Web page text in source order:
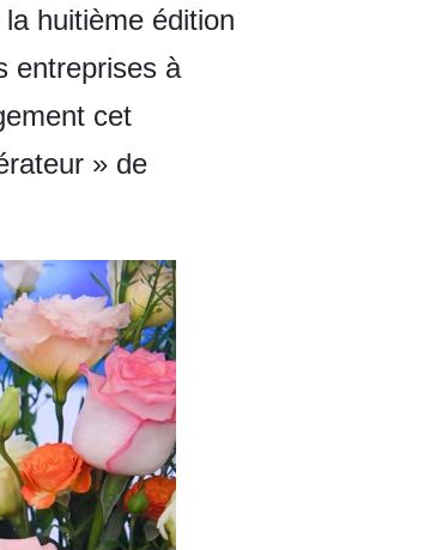
huitième édition
entreprises à
cet
» de